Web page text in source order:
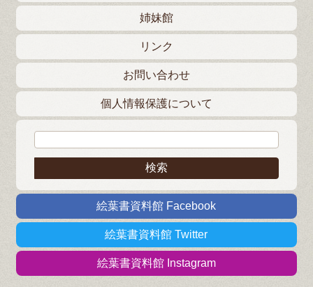
姉妹館
リンク
お問い合わせ
個人情報保護について
絵葉書資料館 Facebook
絵葉書資料館 Twitter
絵葉書資料館 Instagram